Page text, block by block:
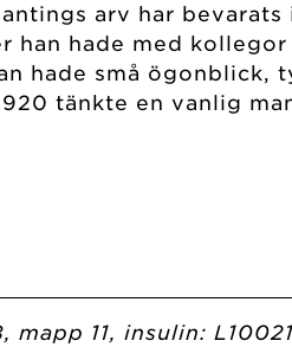
arv har bevarats
hade med kollegor
hade små ögonblick,
tänkte en vanlig
11, insulin: